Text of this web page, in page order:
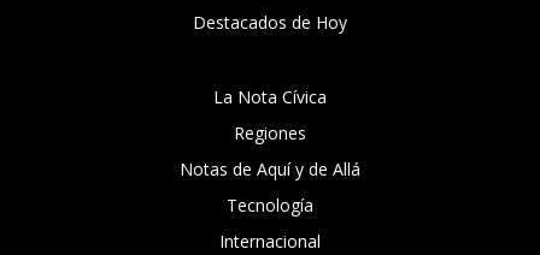
Destacados de Hoy
La Nota Cívica
Regiones
Notas de Aquí y de Allá
Tecnología
Internacional